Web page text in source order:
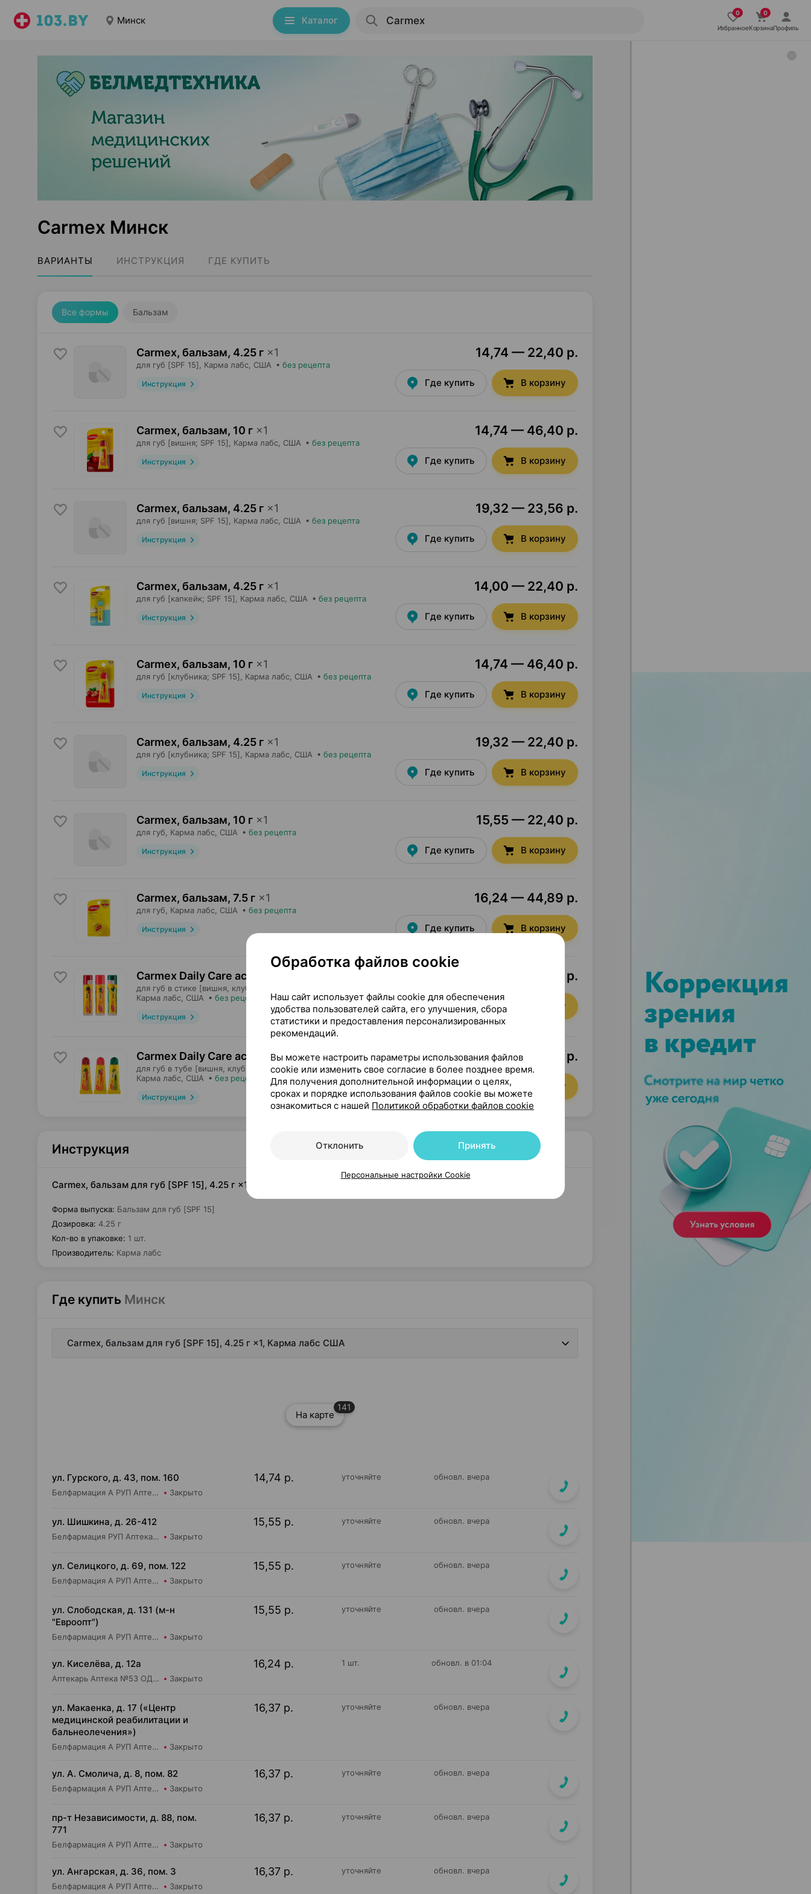
Минск Каталог
ИзбранноеКорзинаПрофиль
Carmex Минск
ВАРИАНТЫ ИНСТРУКЦИЯ ГДЕ КУПИТЬ
Все формы Бальзам
Carmex, бальзам, 4.25 г ×1
для губ [SPF 15], Карма лабс , США • без рецепта
Инструкция
14,74 — 22,40 р.
Где купить В корзину
Carmex, бальзам, 10 г ×1
для губ [вишня; SPF 15], Карма лабс , США • без рецепта
Инструкция
14,74 — 46,40 р.
Где купить В корзину
Carmex, бальзам, 4.25 г ×1
для губ [вишня; SPF 15], Карма лабс , США • без рецепта
Инструкция
19,32 — 23,56 р.
Где купить В корзину
Carmex, бальзам, 4.25 г ×1
для губ [капкейк; SPF 15], Карма лабс , США • без рецепта
Инструкция
14,00 — 22,40 р.
Где купить В корзину
Carmex, бальзам, 10 г ×1
для губ [клубника; SPF 15], Карма лабс , США • без рецепта
Инструкция
14,74 — 46,40 р.
Где купить В корзину
Carmex, бальзам, 4.25 г ×1
для губ [клубника; SPF 15], Карма лабс , США • без рецепта
Инструкция
19,32 — 22,40 р.
Где купить В корзину
Carmex, бальзам, 10 г ×1
для губ, Карма лабс , США • без рецепта
Инструкция
15,55 — 22,40 р.
Где купить В корзину
Carmex, бальзам, 7.5 г ×1
для губ, Карма лабс , США • без рецепта
Инструкция
16,24 — 44,89 р.
Где купить В корзину
Carmex Daily Care ассорти, бальзам
для губ в стике [вишня, клубника, мятный леденец; SPF 15],
Карма лабс , США • без рецепта
Инструкция
44,90 р.
Где купить В корзину
Carmex Daily Care ассорти, бальзам,10 г×3
для губ в тубе [вишня, клубника, мятный леденец; SPF 15],
Карма лабс , США • без рецепта
Инструкция
44,90 р.
Где купить В корзину
Инструкция
Carmex, бальзам для губ [SPF 15], 4.25 г ×1, Карма лабс США
Форма выпуска: Бальзам для губ [SPF 15]
Дозировка: 4.25 г
Кол-во в упаковке: 1 шт.
Производитель: Карма лабс
Где купить Минск
Carmex, бальзам для губ [SPF 15], 4.25 г ×1, Карма лабс США
На карте
141
ул. Гурского, д. 43, пом. 160
Белфармация А РУП Аптека №11 Закрыто
14,74 р. уточняйте обновл. вчера
ул. Шишкина, д. 26-412
Белфармация РУП Аптека №67 Закрыто
15,55 р. уточняйте обновл. вчера
ул. Селицкого, д. 69, пом. 122
Белфармация А РУП Аптека №102 Закрыто
15,55 р. уточняйте обновл. вчера
ул. Слободская, д. 131 (м-н
"Евроопт")
Белфармация А РУП Аптека №113 Закрыто
15,55 р. уточняйте обновл. вчера
ул. Киселёва, д. 12а
Аптекарь Аптека №53 ОДО Аптека №9 Закрыто
16,24 р. 1 шт. обновл. в 01:04
ул. Макаенка, д. 17 («Центр
медицинской реабилитации и
бальнеолечения»)
Белфармация А РУП Аптека №61 Закрыто
16,37 р. уточняйте обновл. вчера
ул. А. Смолича, д. 8, пом. 82
Белфармация А РУП Аптека №3 Закрыто
16,37 р. уточняйте обновл. вчера
пр-т Независимости, д. 88, пом.
771
Белфармация А РУП Аптека №32 Закрыто
16,37 р. уточняйте обновл. вчера
ул. Ангарская, д. 36, пом. 3
Белфармация А РУП Аптека №90 Закрыто
16,37 р. уточняйте обновл. вчера
Обработка файлов cookie
Наш сайт использует файлы cookie для обеспечения
удобства пользователей сайта, его улучшения, сбора
статистики и предоставления персонализированных
рекомендаций.
Вы можете настроить параметры использования файлов
cookie или изменить свое согласие в более позднее время.
Для получения дополнительной информации о целях,
сроках и порядке использования файлов cookie вы можете
ознакомиться с нашей Политикой обработки файлов cookie
Отклонить Принять
Персональные настройки Cookie